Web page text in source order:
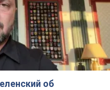
об